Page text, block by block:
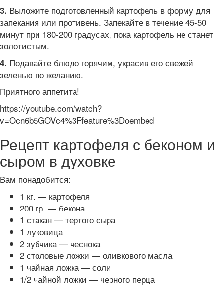
3. Выложите подготовленный картофель в форму для
запекания или противень. Запекайте в течение 45-50
минут при 180-200 градусах, пока картофель не станет
золотистым.
4. Подавайте блюдо горячим, украсив его свежей
зеленью по желанию.
Приятного аппетита!
https://youtube.com/watch?
v=Ocn6b5GOVc4%3Ffeature%3Doembed
Рецепт картофеля с беконом и
сыром в духовке
Вам понадобится:
1 кг. — картофеля
200 гр. — бекона
1 стакан — тертого сыра
1 луковица
2 зубчика — чеснока
2 столовые ложки — оливкового масла
1 чайная ложка — соли
1/2 чайной ложки — черного перца